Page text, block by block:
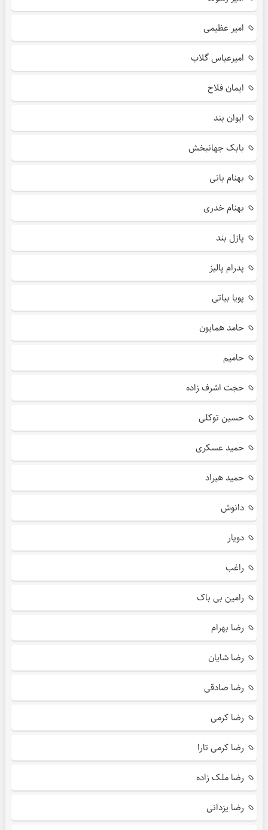
امیر عظیمی
امیرعباس گلاب
ایمان فلاح
ایوان بند
بابک جهانبخش
بهنام بانی
بهنام خدری
پازل بند
پدرام پالیز
پویا بیاتی
حامد همایون
حامیم
حجت اشرف زاده
حسین توکلی
حمید عسکری
حمید هیراد
دانوش
دویار
راغب
رامین بی باک
رضا بهرام
رضا شایان
رضا صادقی
رضا کرمی
رضا کرمی تارا
رضا ملک زاده
رضا یزدانی